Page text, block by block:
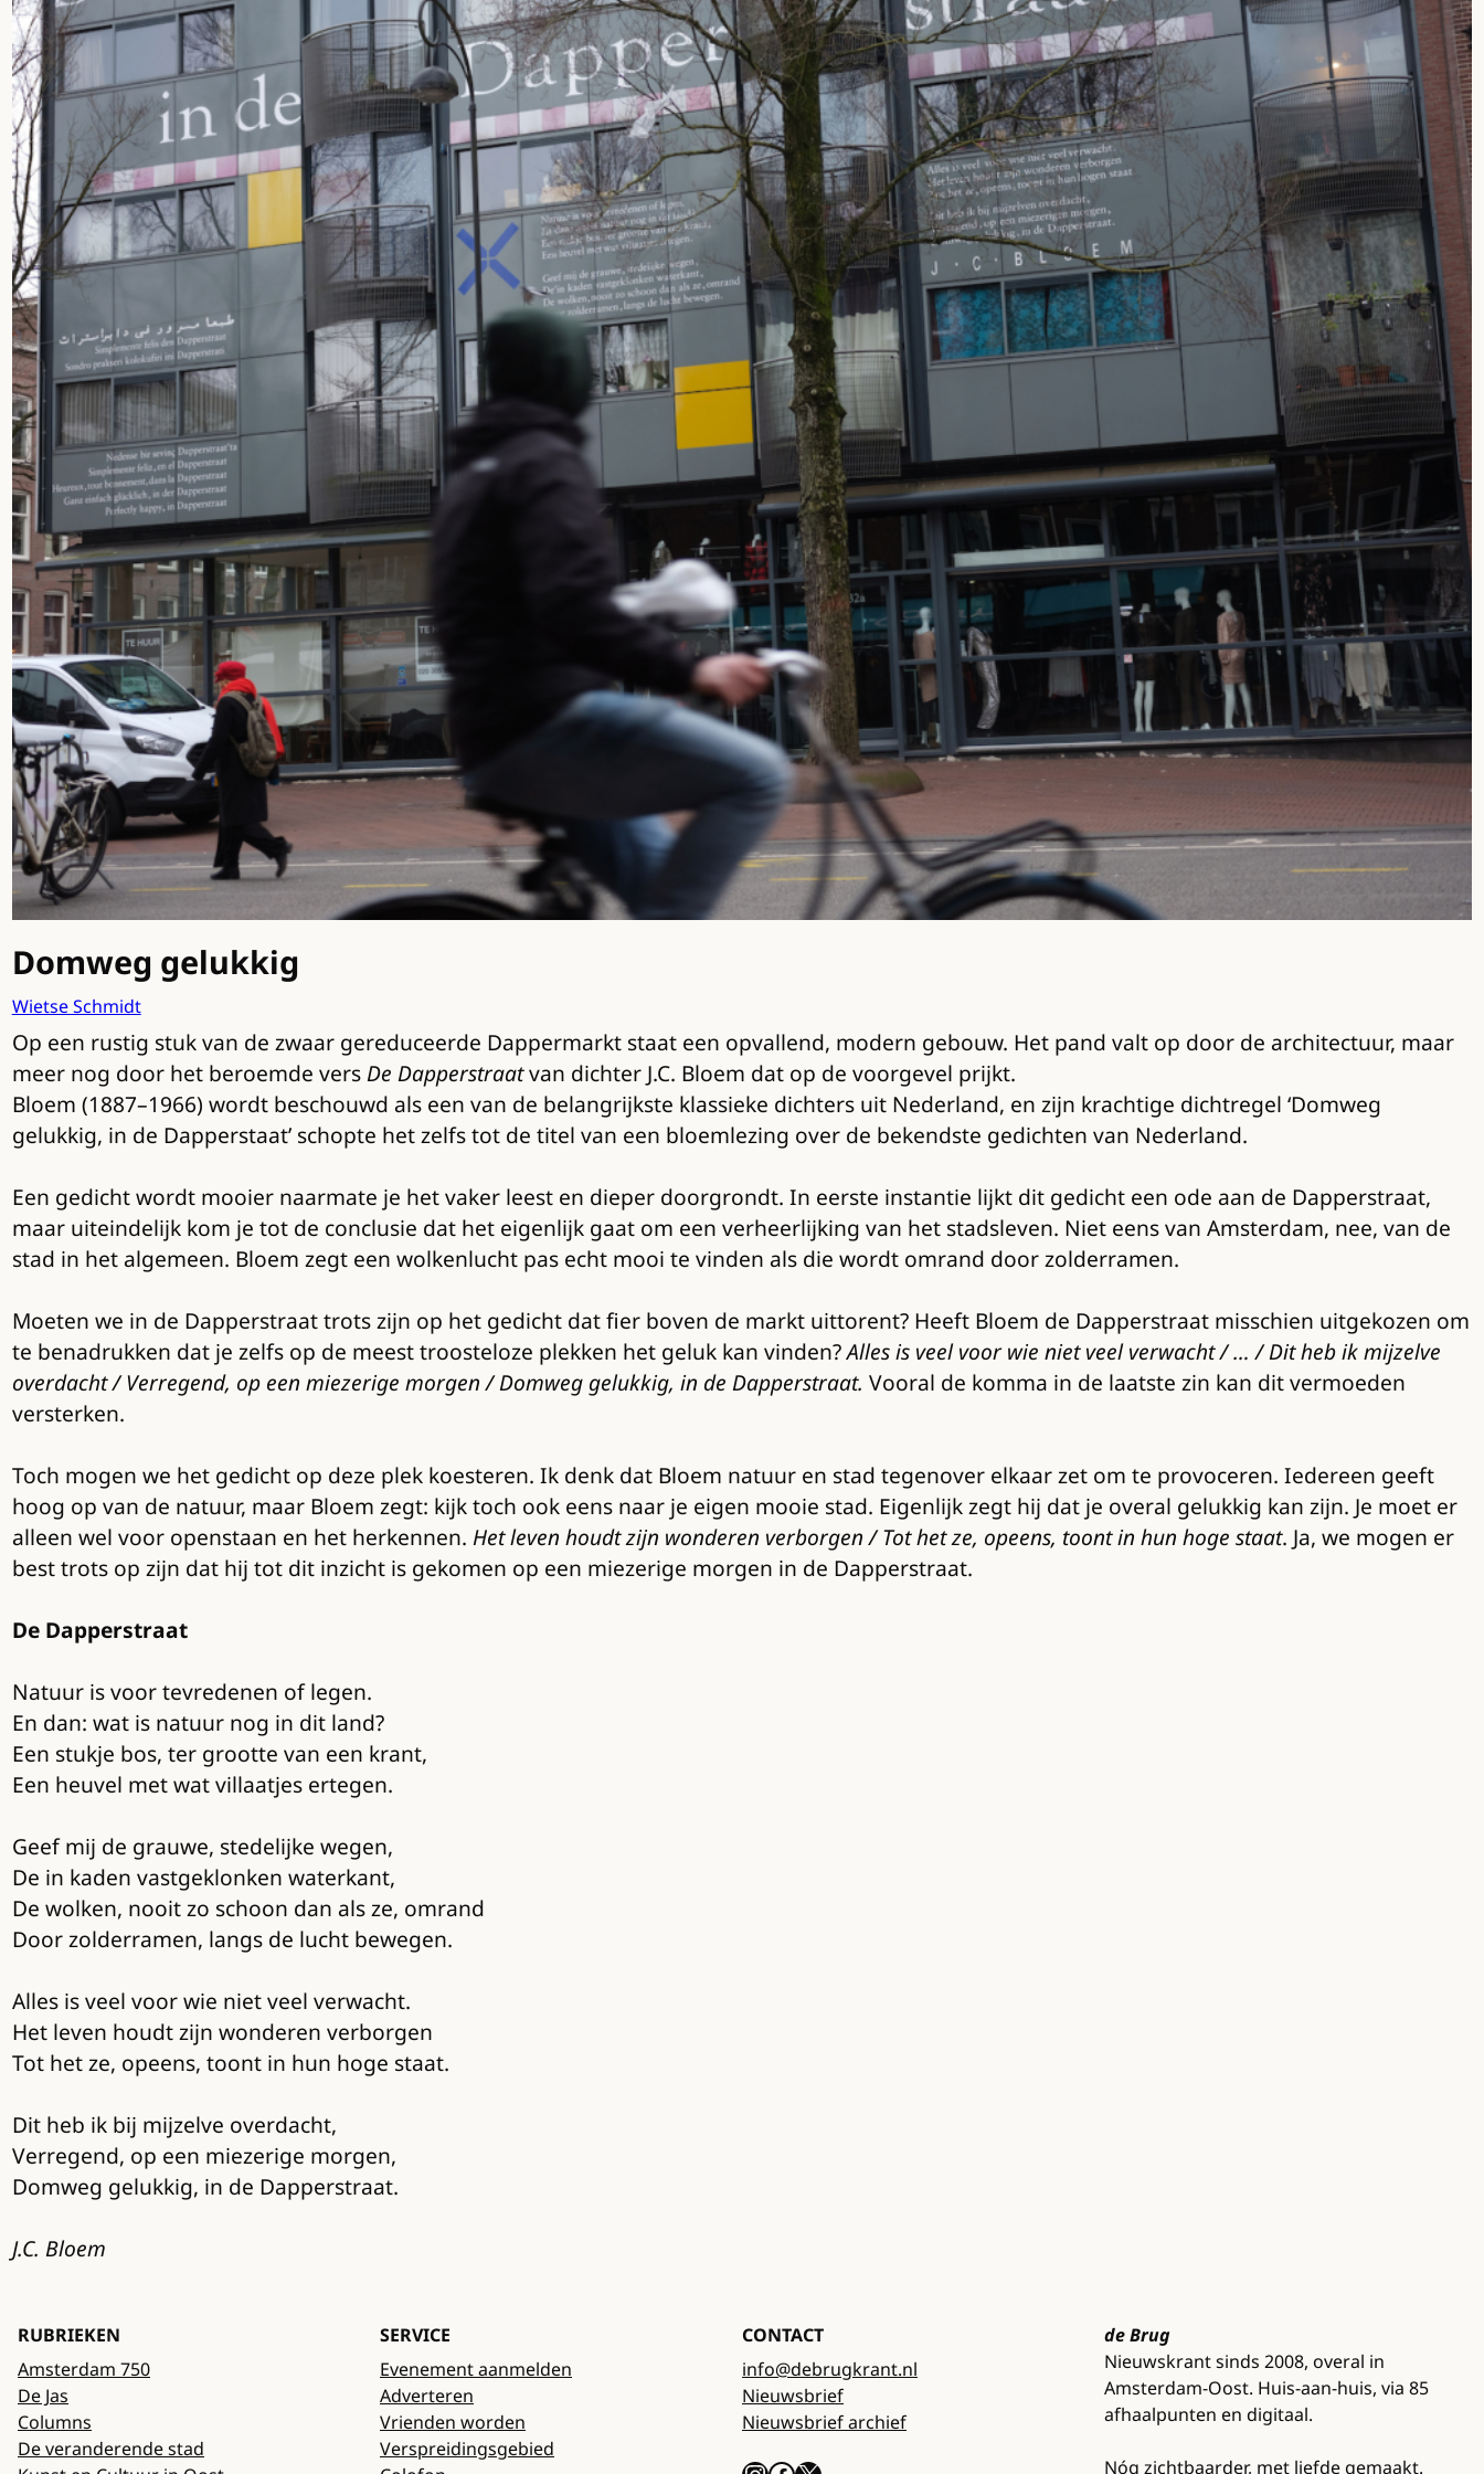
Domweg gelukkig
Wietse Schmidt
Op een rustig stuk van de zwaar gereduceerde Dappermarkt staat een opvallend, modern gebouw. Het pand valt op door de architectuur, maar
meer nog door het beroemde versDe Dapperstraatvan dichter J.C. Bloem dat op de voorgevel prijkt.
Bloem (1887–1966) wordt beschouwd als een van de belangrijkste klassieke dichters uit Nederland, en zijn krachtige dichtregel ‘Domweg
gelukkig, in de Dapperstaat’ schopte het zelfs tot de titel van een bloemlezing over de bekendste gedichten van Nederland.
Een gedicht wordt mooier naarmate je het vaker leest en dieper doorgrondt. In eerste instantie lijkt dit gedicht een ode aan de Dapperstraat,
maar uiteindelijk kom je tot de conclusie dat het eigenlijk gaat om een verheerlijking van het stadsleven. Niet eens van Amsterdam, nee, van de
stad in het algemeen. Bloem zegt een wolkenlucht pas echt mooi te vinden als die wordt omrand door zolderramen.
Moeten we in de Dapperstraat trots zijn op het gedicht dat fier boven de markt uittorent? Heeft Bloem de Dapperstraat misschien uitgekozen om
te benadrukken dat je zelfs op de meest troosteloze plekken het geluk kan vinden?Alles is veel voor wie niet veel verwacht / … / Dit heb ik mijzelve
overdacht / Verregend, op een miezerige morgen / Domweg gelukkig, in de Dapperstraat. Vooral de komma in de laatste zin kan dit vermoeden
versterken.
Toch mogen we het gedicht op deze plek koesteren. Ik denk dat Bloem natuur en stad tegenover elkaar zet om te provoceren. Iedereen geeft
hoog op van de natuur, maar Bloem zegt: kijk toch ook eens naar je eigen mooie stad. Eigenlijk zegt hij dat je overal gelukkig kan zijn. Je moet er
alleen wel voor openstaan en het herkennen. Het leven houdt zijn wonderen verborgen / Tot het ze, opeens, toont in hun hoge staat. Ja, we mogen er
best trots op zijn dat hij tot dit inzicht is gekomen op een miezerige morgen in de Dapperstraat.
De Dapperstraat
Natuur is voor tevredenen of legen.
En dan: wat is natuur nog in dit land?
Een stukje bos, ter grootte van een krant,
Een heuvel met wat villaatjes ertegen.
Geef mij de grauwe, stedelijke wegen,
De in kaden vastgeklonken waterkant,
De wolken, nooit zo schoon dan als ze, omrand
Door zolderramen, langs de lucht bewegen.
Alles is veel voor wie niet veel verwacht.
Het leven houdt zijn wonderen verborgen
Tot het ze, opeens, toont in hun hoge staat.
Dit heb ik bij mijzelve overdacht,
Verregend, op een miezerige morgen,
Domweg gelukkig, in de Dapperstraat.
J.C. Bloem
RUBRIEKEN
Amsterdam 750
De Jas
Columns
De veranderende stad
SERVICE
Evenement aanmelden
Adverteren
Vrienden worden
Verspreidingsgebied
CONTACT
info@debrugkrant.nl
Nieuwsbrief
Nieuwsbrief archief
de Brug
Nieuwskrant sinds 2008, overal in
Amsterdam-Oost. Huis-aan-huis, via 85
afhaalpunten en digitaal.
Nóg zichtbaarder, met liefde gemaakt.